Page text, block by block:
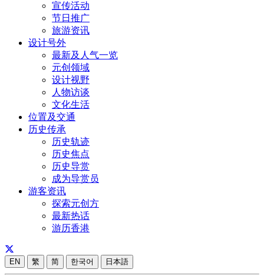
宣传活动
节日推广
旅游资讯
设计号外
最新及人气一览
元创领域
设计视野
人物访谈
文化生活
位置及交通
历史传承
历史轨迹
历史焦点
历史导赏
成为导赏员
游客资讯
探索元创方
最新热话
游历香港
EN 繁 简 한국어 日本語